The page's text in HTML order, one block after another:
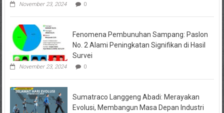
November 23, 2024 0
Fenomena Pembunuhan Sampang: Paslon
No. 2 Alami Peningkatan Signifikan di Hasil
Survei
November 23, 2024 0
Sumatraco Langgeng Abadi: Merayakan
Evolusi, Membangun Masa Depan Industri